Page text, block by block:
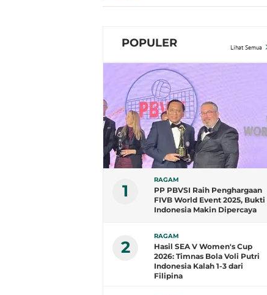
POPULER Lihat Semua
1
RAGAM
PP PBVSI Raih Penghargaan
FIVB World Event 2025, Bukti
Indonesia Makin Dipercaya
2
RAGAM
Hasil SEA V Women's Cup
2026: Timnas Bola Voli Putri
Indonesia Kalah 1-3 dari
Filipina